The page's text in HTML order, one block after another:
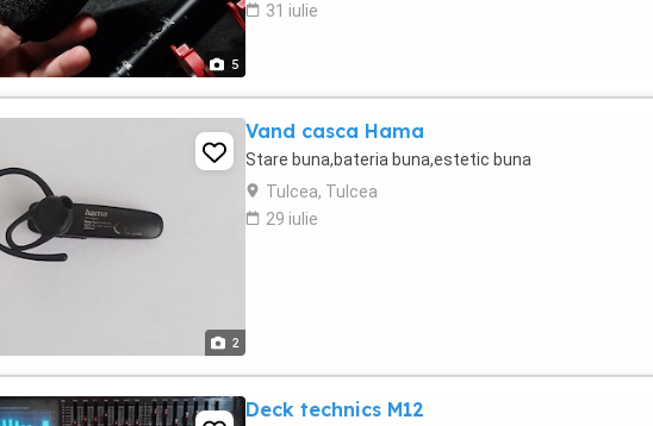
5
31 iulie
2
Vand casca Hama
Stare buna,bateria buna,estetic buna
Tulcea, Tulcea
29 iulie
Deck technics M12